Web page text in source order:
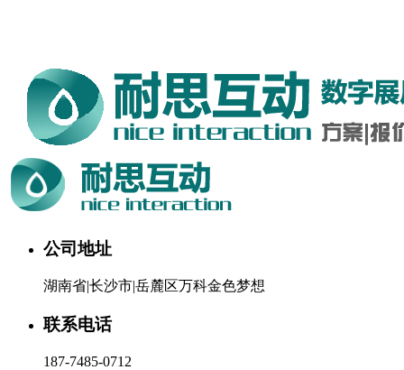
公司地址
湖南省|长沙市|岳麓区万科金色梦想
联系电话
187-7485-0712